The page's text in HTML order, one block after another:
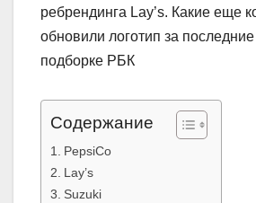
ребрендинга Lay’s. Какие еще
обновили логотип за
подборке РБК
Содержание
PepsiCo
Lay’s
Suzuki